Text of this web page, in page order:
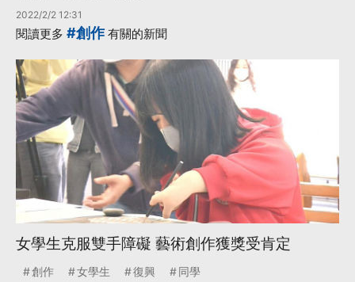
2022/2/2 12:31
閱讀更多 #創作有關的新聞
女學生克服雙手障礙 藝術創作獲獎受肯定
創作 女學生 復興 同學